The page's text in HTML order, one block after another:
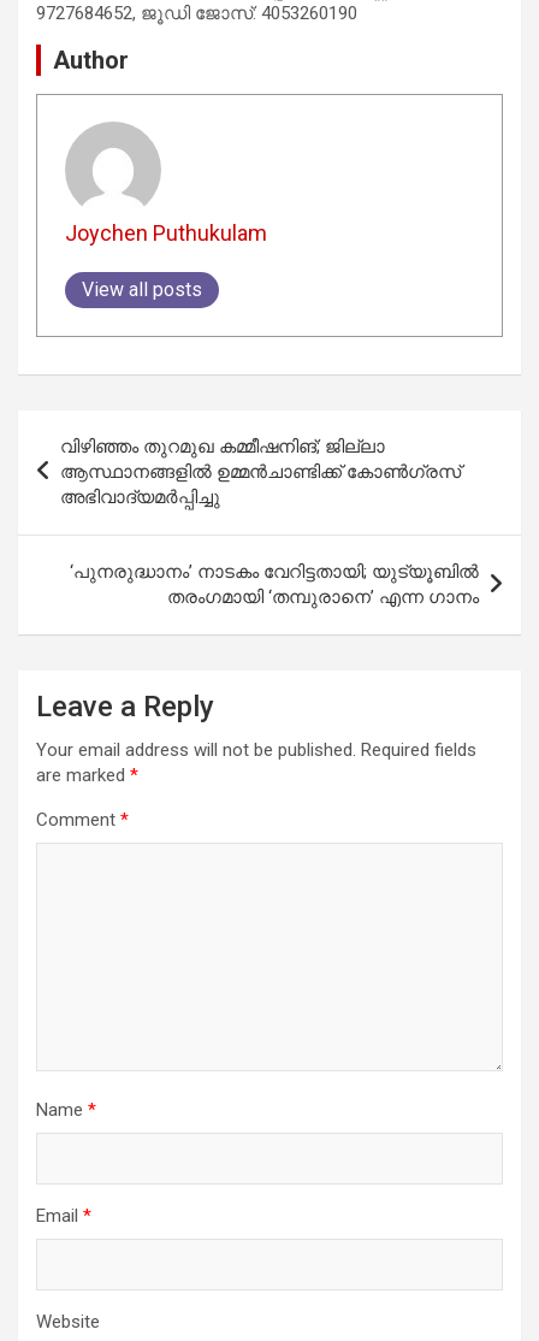
9727684652, ജൂഡി ജോസ്: 4053260190
Author
Joychen Puthukulam
View all posts
navigation
വിഴിഞ്ഞം തുറമുഖ കമ്മീഷനിങ്; ജില്ലാ
ആസ്ഥാനങ്ങളില്‍ ഉമ്മന്‍ചാണ്ടിക്ക് കോണ്‍ഗ്രസ്
അഭിവാദ്യമര്‍പ്പിച്ചു
‘പുനരുദ്ധാനം’ നാടകം വേറിട്ടതായി; യുട്യൂബില്‍
തരംഗമായി ‘തമ്പുരാനെ’ എന്ന ഗാനം
Leave a Reply
Your email address will not be published. Required fields
are marked *
Comment *
Name *
Email *
Website